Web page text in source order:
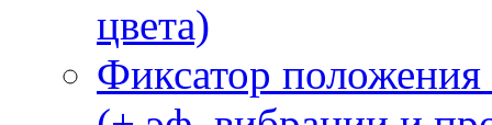
цвета)
Фиксатор